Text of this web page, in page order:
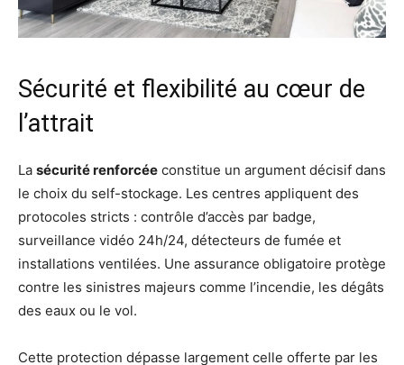
Sécurité et flexibilité au cœur de
l’attrait
La sécurité renforcée constitue un argument décisif dans
le choix du self-stockage. Les centres appliquent des
protocoles stricts : contrôle d’accès par badge,
surveillance vidéo 24h/24, détecteurs de fumée et
installations ventilées. Une assurance obligatoire protège
contre les sinistres majeurs comme l’incendie, les dégâts
des eaux ou le vol.
Cette protection dépasse largement celle offerte par les